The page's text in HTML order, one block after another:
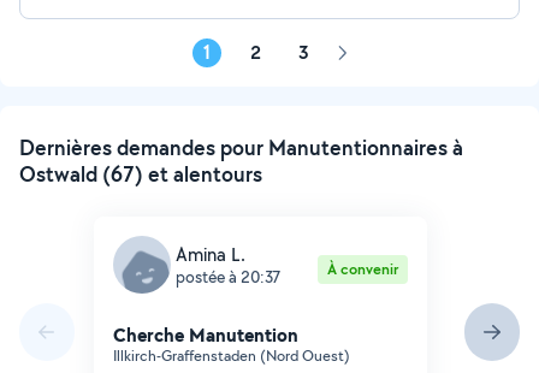
1 2 3 Page
Dernières demandes pour Manutentionnaires à
Ostwald (67) et alentours
Amina L.
postée à 20:37 À convenir
Cherche Manutention
Illkirch-Graffenstaden (Nord Ouest)